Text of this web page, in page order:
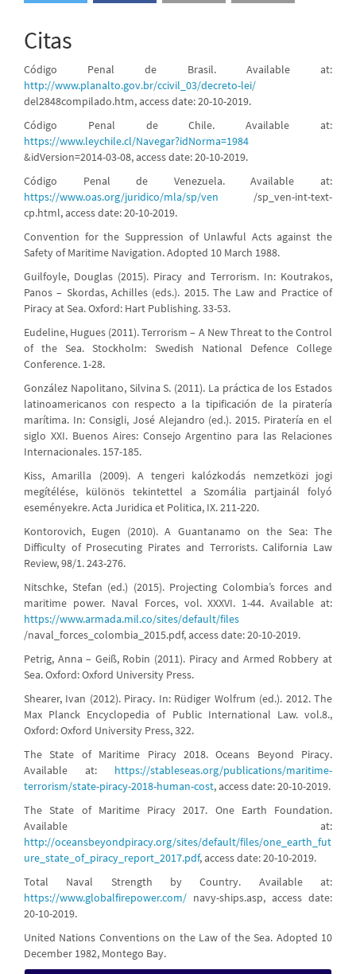
Citas
Código Penal de Brasil. Available at:
http://www.planalto.gov.br/ccivil_03/decreto-lei/
del2848compilado.htm, access date: 20-10-2019.
Código Penal de Chile. Available at:
https://www.leychile.cl/Navegar?idNorma=1984
&idVersion=2014-03-08, access date: 20-10-2019.
Código Penal de Venezuela. Available at:
https://www.oas.org/juridico/mla/sp/ven /sp_ven-int-text-
cp.html, access date: 20-10-2019.
Convention for the Suppression of Unlawful Acts against the
Safety of Maritime Navigation. Adopted 10 March 1988.
Guilfoyle, Douglas (2015). Piracy and Terrorism. In: Koutrakos,
Panos – Skordas, Achilles (eds.). 2015. The Law and Practice of
Piracy at Sea. Oxford: Hart Publishing. 33-53.
Eudeline, Hugues (2011). Terrorism – A New Threat to the Control
of the Sea. Stockholm: Swedish National Defence College
Conference. 1-28.
González Napolitano, Silvina S. (2011). La práctica de los Estados
latinoamericanos con respecto a la tipificación de la piratería
marítima. In: Consigli, José Alejandro (ed.). 2015. Piratería en el
siglo XXI. Buenos Aires: Consejo Argentino para las Relaciones
Internacionales. 157-185.
Kiss, Amarilla (2009). A tengeri kalózkodás nemzetközi jogi
megítélése, különös tekintettel a Szomália partjainál folyó
eseményekre. Acta Juridica et Politica, IX. 211-220.
Kontorovich, Eugen (2010). A Guantanamo on the Sea: The
Difficulty of Prosecuting Pirates and Terrorists. California Law
Review, 98/1. 243-276.
Nitschke, Stefan (ed.) (2015). Projecting Colombia’s forces and
maritime power. Naval Forces, vol. XXXVI. 1-44. Available at:
https://www.armada.mil.co/sites/default/files
/naval_forces_colombia_2015.pdf, access date: 20-10-2019.
Petrig, Anna – Geiß, Robin (2011). Piracy and Armed Robbery at
Sea. Oxford: Oxford University Press.
Shearer, Ivan (2012). Piracy. In: Rüdiger Wolfrum (ed.). 2012. The
Max Planck Encyclopedia of Public International Law. vol.8.,
Oxford: Oxford University Press, 322.
The State of Maritime Piracy 2018. Oceans Beyond Piracy.
Available at: https://stableseas.org/publications/maritime-
terrorism/state-piracy-2018-human-cost, access date: 20-10-2019.
The State of Maritime Piracy 2017. One Earth Foundation.
Available at:
http://oceansbeyondpiracy.org/sites/default/files/one_earth_fut
ure_state_of_piracy_report_2017.pdf, access date: 20-10-2019.
Total Naval Strength by Country. Available at:
https://www.globalfirepower.com/ navy-ships.asp, access date:
20-10-2019.
United Nations Conventions on the Law of the Sea. Adopted 10
December 1982, Montego Bay.